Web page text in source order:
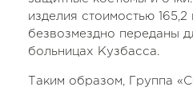
изделия стоимостью 165,2
безвозмездно переданы
больницах Кузбасса.
Таким образом, Группа